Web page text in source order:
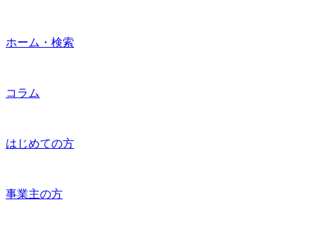
ホーム・検索
コラム
はじめての方
事業主の方